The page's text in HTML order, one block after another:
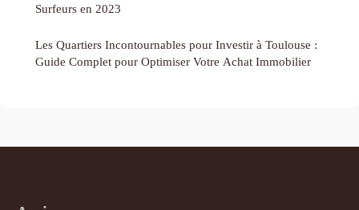
Surfeurs en 2023
Les Quartiers Incontournables pour Investir à Toulouse :
Guide Complet pour Optimiser Votre Achat Immobilier